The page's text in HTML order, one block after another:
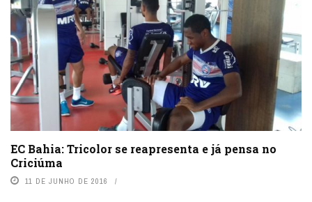
EC Bahia: Tricolor se reapresenta e já pensa no
Criciúma
11 DE JUNHO DE 2016